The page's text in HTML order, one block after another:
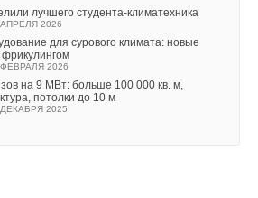
лучшего студента-климатехника
2026
для сурового климата: новые
2026
на 9 МВт: больше 100 000 кв. м,
потолки до 10 м
2025